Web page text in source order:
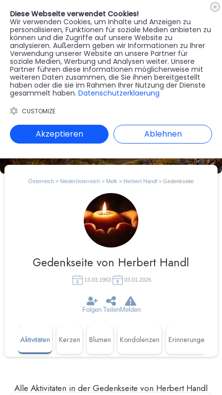
MENU
🇦🇹 Register
Österreich> Niederösterreich> Melk > Herbert Handl> Gedenkseite
Folgen TeilenMelden
Gedenkseite von Herbert Handl
13.03.1963 03.01.2026
Aktivitäten Kerzen Blumen Kondolenzen Erinnerungen
Alle Aktivitäten in der Gedenkseite von Herbert Handl
Diese Webseite verwendet Cookies!
Wir verwenden Cookies, um Inhalte und Anzeigen zu
personalisieren, Funktionen für soziale Medien anbieten zu
können und die Zugriffe auf unsere Website zu
analysieren. Außerdem geben wir Informationen zu Ihrer
Verwendung unserer Website an unsere Partner für
soziale Medien, Werbung und Analysen weiter. Unsere
Partner führen diese Informationen möglicherweise mit
weiteren Daten zusammen, die Sie ihnen bereitgestellt
haben oder die sie im Rahmen Ihrer Nutzung der Dienste
gesammelt haben. Datenschutzerklaerung
CUSTOMIZE
Akzeptieren Ablehnen